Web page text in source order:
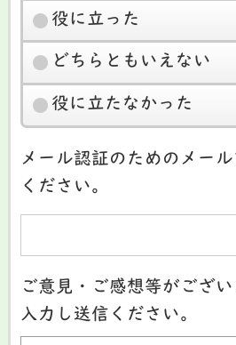
役に立った
どちらともいえない
役に立たなかった
メール認証のためのメー
ください。
ご意見・ご感想等がござ
入力し送信ください。